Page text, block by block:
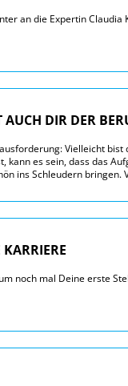
an die Expertin Claudia
DIR DER
Vielleicht
es sein, dass das
ins Schleudern bringen.
noch mal Deine erste